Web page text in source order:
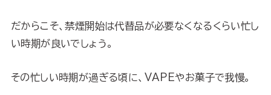
だからこそ、禁煙開始は代替品が必要なくなるくらい忙し
い時期が良いでしょう。
その忙しい時期が過ぎる頃に、VAPEやお菓子で我慢。